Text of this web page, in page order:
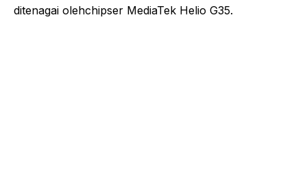
ditenagai olehchipser MediaTek Helio G35.